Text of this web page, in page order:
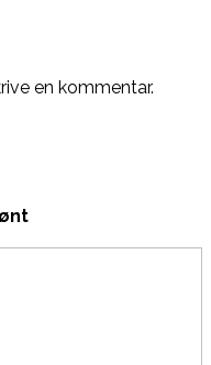
en kommentar.